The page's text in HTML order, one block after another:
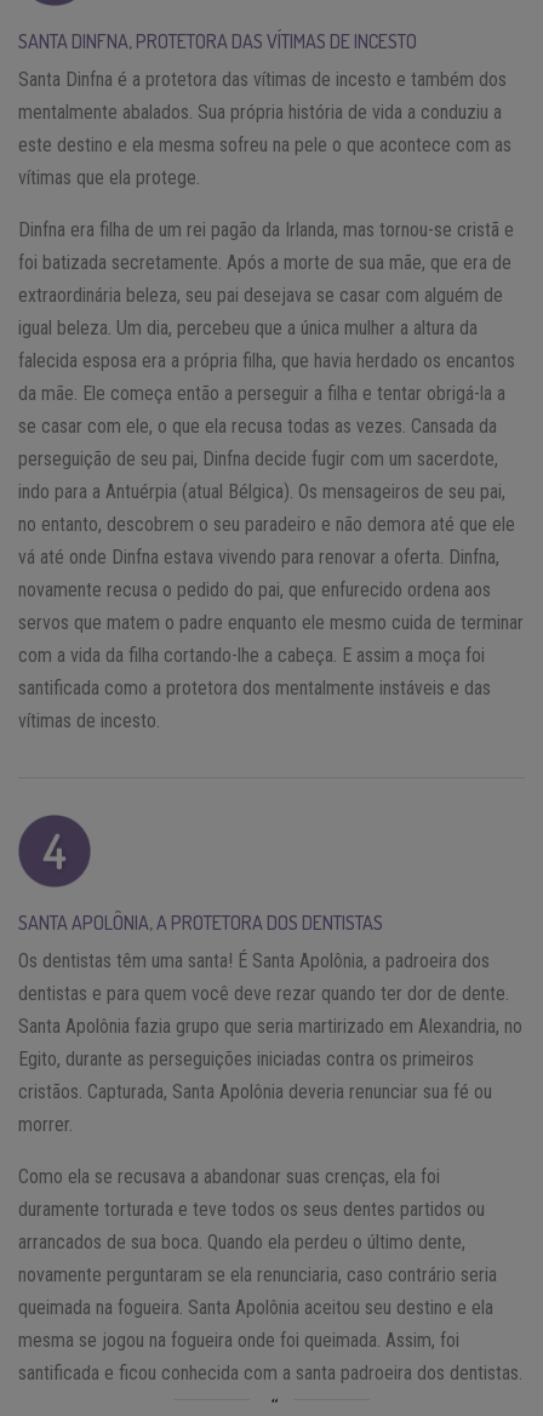
SANTA DINFNA, PROTETORA DAS VÍTIMAS DE INCESTO
Santa Dinfna é a protetora das vítimas de incesto e também dos
mentalmente abalados. Sua própria história de vida a conduziu a
este destino e ela mesma sofreu na pele o que acontece com as
vítimas que ela protege.
Dinfna era filha de um rei pagão da Irlanda, mas tornou-se cristã e
foi batizada secretamente. Após a morte de sua mãe, que era de
extraordinária beleza, seu pai desejava se casar com alguém de
igual beleza. Um dia, percebeu que a única mulher a altura da
falecida esposa era a própria filha, que havia herdado os encantos
da mãe. Ele começa então a perseguir a filha e tentar obrigá-la a
se casar com ele, o que ela recusa todas as vezes. Cansada da
perseguição de seu pai, Dinfna decide fugir com um sacerdote,
indo para a Antuérpia (atual Bélgica). Os mensageiros de seu pai,
no entanto, descobrem o seu paradeiro e não demora até que ele
vá até onde Dinfna estava vivendo para renovar a oferta. Dinfna,
novamente recusa o pedido do pai, que enfurecido ordena aos
servos que matem o padre enquanto ele mesmo cuida de terminar
com a vida da filha cortando-lhe a cabeça. E assim a moça foi
santificada como a protetora dos mentalmente instáveis e das
vítimas de incesto.
SANTA APOLÔNIA, A PROTETORA DOS DENTISTAS
Os dentistas têm uma santa! É Santa Apolônia, a padroeira dos
dentistas e para quem você deve rezar quando ter dor de dente.
Santa Apolônia fazia grupo que seria martirizado em Alexandria, no
Egito, durante as perseguições iniciadas contra os primeiros
cristãos. Capturada, Santa Apolônia deveria renunciar sua fé ou
morrer.
Como ela se recusava a abandonar suas crenças, ela foi
duramente torturada e teve todos os seus dentes partidos ou
arrancados de sua boca. Quando ela perdeu o último dente,
novamente perguntaram se ela renunciaria, caso contrário seria
queimada na fogueira. Santa Apolônia aceitou seu destino e ela
mesma se jogou na fogueira onde foi queimada. Assim, foi
santificada e ficou conhecida com a santa padroeira dos dentistas.